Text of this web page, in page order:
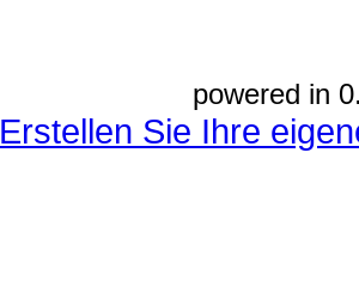
powered in
Erstellen Sie Ihre